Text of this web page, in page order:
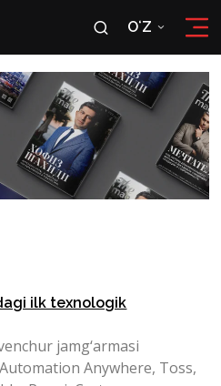
OʻZ
RU
OʻZ
ilk texnologik
jamg‘armasi
Anywhere, Toss,